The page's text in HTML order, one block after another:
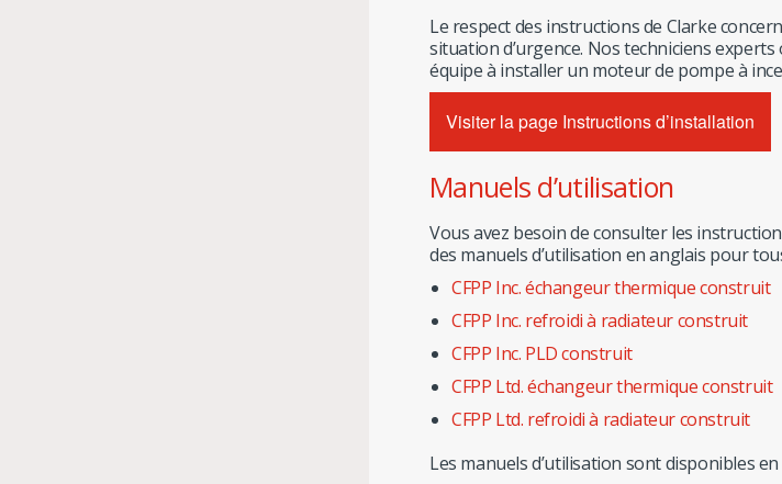
Le respect des instructions de Clarke
situation d’urgence. Nos techniciens
équipe à installer un moteur de pompe à
Visiter la page Instructions d’installation
Manuels d’utilisation
Vous avez besoin de consulter les
des manuels d’utilisation en anglais pour
CFPP Inc. échangeur thermique construit
CFPP Inc. refroidi à radiateur construit
CFPP Inc. PLD construit
CFPP Ltd. échangeur thermique construit
CFPP Ltd. refroidi à radiateur construit
Les manuels d’utilisation sont disponibles